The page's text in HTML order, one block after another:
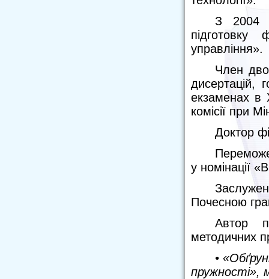
З 2004
підготовку
управління».
Член
дисертацій,
екзаменах в
комісії при
Доктор
у номінації
Почесною
Автор
методичних
•
пружності»,